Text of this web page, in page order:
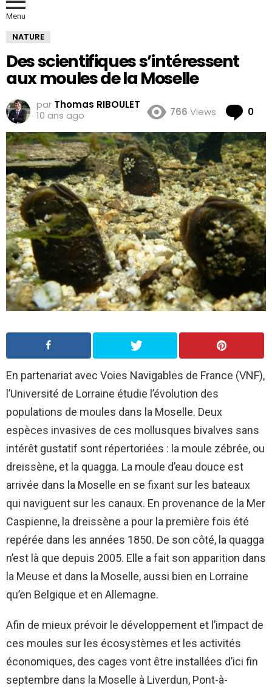
Menu
NATURE
Des scientifiques s’intéressent
aux moules de la Moselle
par Thomas RIBOULET
10 ans ago
766 Views 0
En partenariat avec Voies Navigables de France (VNF),
l’Université de Lorraine étudie l’évolution des
populations de moules dans la Moselle. Deux
espèces invasives de ces mollusques bivalves sans
intérêt gustatif sont répertoriées : la moule zébrée, ou
dreissène, et la quagga. La moule d’eau douce est
arrivée dans la Moselle en se fixant sur les bateaux
qui naviguent sur les canaux. En provenance de la Mer
Caspienne, la dreissène a pour la première fois été
repérée dans les années 1850. De son côté, la quagga
n’est là que depuis 2005. Elle a fait son apparition dans
la Meuse et dans la Moselle, aussi bien en Lorraine
qu’en Belgique et en Allemagne.
Afin de mieux prévoir le développement et l’impact de
ces moules sur les écosystèmes et les activités
économiques, des cages vont être installées d’ici fin
septembre dans la Moselle à Liverdun, Pont-à-